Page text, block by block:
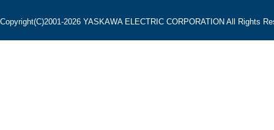
Copyright(C)2001‐2026 YASKAWA ELECTRIC CORPORATION All Rights